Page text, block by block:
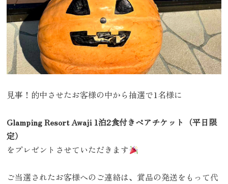
見事！的中させたお客様の中から抽選で1名様に
Glamping Resort Awaji 1泊2食付きペアチケット（平日限
定）
をプレゼントさせていただきます
ご当選されたお客様へのご連絡は、賞品の発送をもって代